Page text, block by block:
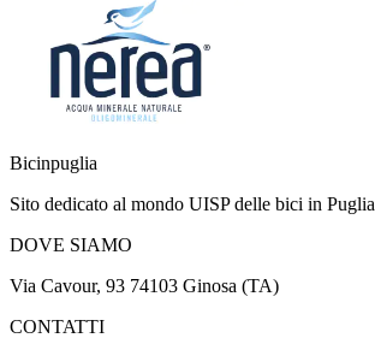
Bicinpuglia
Sito dedicato al mondo UISP delle bici in Puglia
DOVE SIAMO
Via Cavour, 93 74103 Ginosa (TA)
CONTATTI